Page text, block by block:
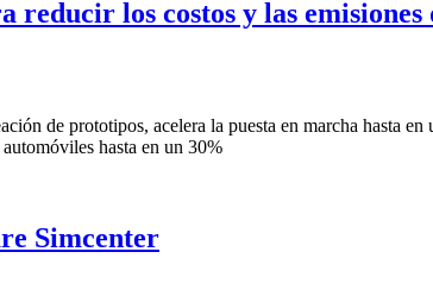
los costos y las
Simcenter